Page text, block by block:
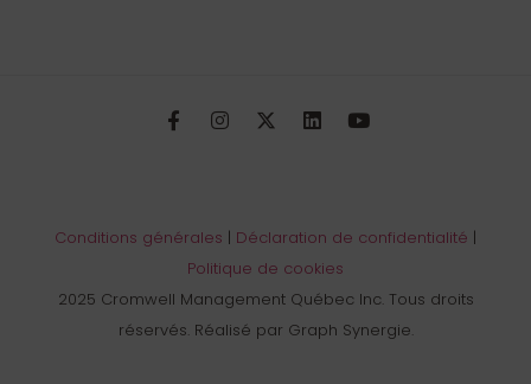
Conditions générales | Déclaration de confidentialité |
Politique de cookies
2025 Cromwell Management Québec Inc. Tous droits
réservés. Réalisé par Graph Synergie.